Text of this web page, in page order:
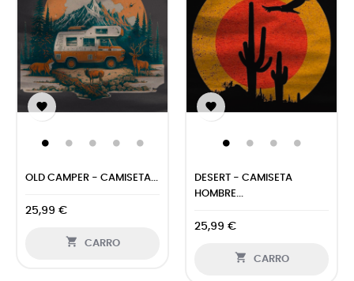

OLD CAMPER - CAMISETA...
25,99 €
 CARRO

DESERT - CAMISETA
HOMBRE...
25,99 €
 CARRO